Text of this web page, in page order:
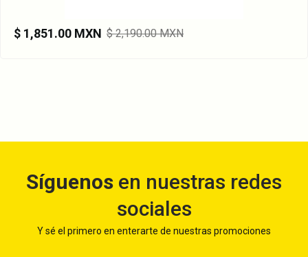
$ 1,851.00 MXN $ 2,190.00 MXN
Síguenos en nuestras redes
sociales
Y sé el primero en enterarte de nuestras promociones